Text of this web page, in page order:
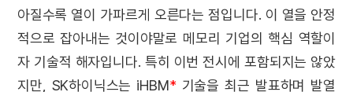
아질수록 열이 가파르게 오른다는 점입니다. 이 열을 안정
적으로 잡아내는 것이야말로 메모리 기업의 핵심 역할이
자 기술적 해자입니다. 특히 이번 전시에 포함되지는 않았
지만, SK하이닉스는 iHBM*기술을 최근 발표하며 발열